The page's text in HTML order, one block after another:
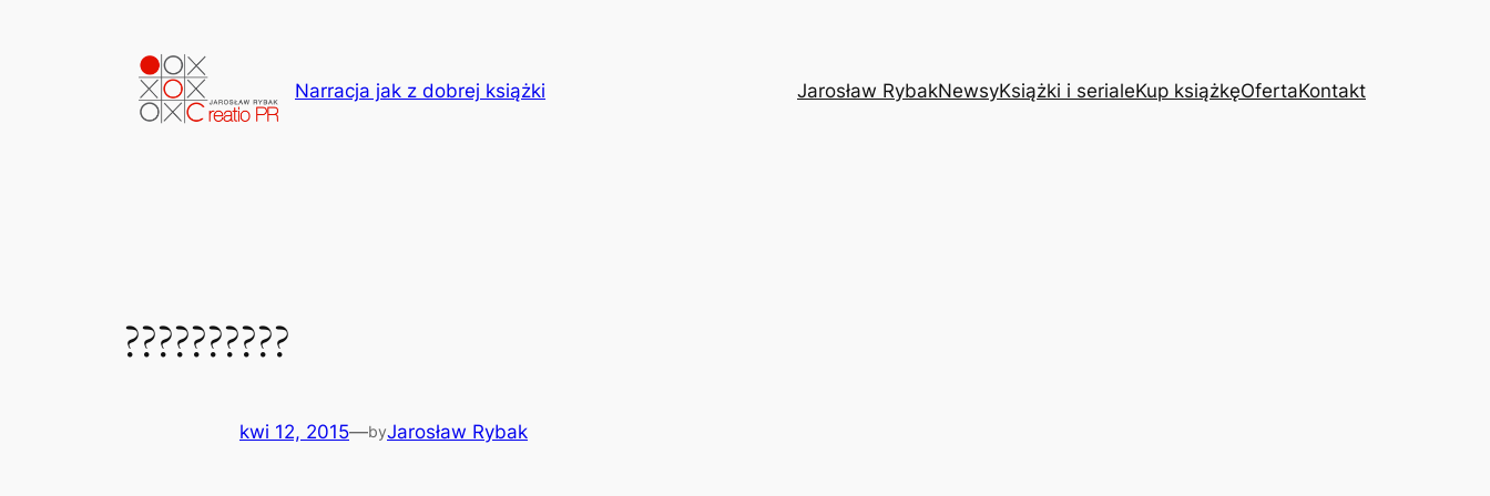
Narracja jak z dobrej książki Jarosław RybakNewsyKsiążki i serialeKup książkęOfertaKontakt
??????????
kwi 12, 2015—byJarosław Rybak